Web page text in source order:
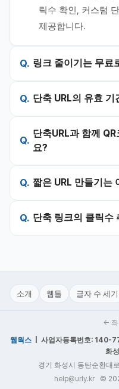
릭수 확인, 커스텀
제공합니다.
링크 줄이기는 무료
단축 URL의 유효
단축URL과 함께
요?
짧은 URL 만들기는
단축 링크의 클릭수
소개 웹툴 글자 수 세기
← 좌
웹웍스 | 사업자등록번호: 140-
화
경기 화성시 동탄순환대
help@urly.kr ©